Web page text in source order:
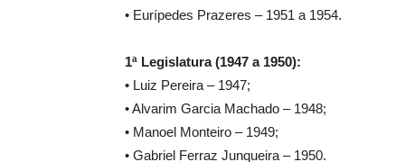
• Eurípedes Prazeres – 1951 a 1954.
1ª Legislatura (1947 a 1950):
• Luiz Pereira – 1947;
• Alvarim Garcia Machado – 1948;
• Manoel Monteiro – 1949;
• Gabriel Ferraz Junqueira – 1950.